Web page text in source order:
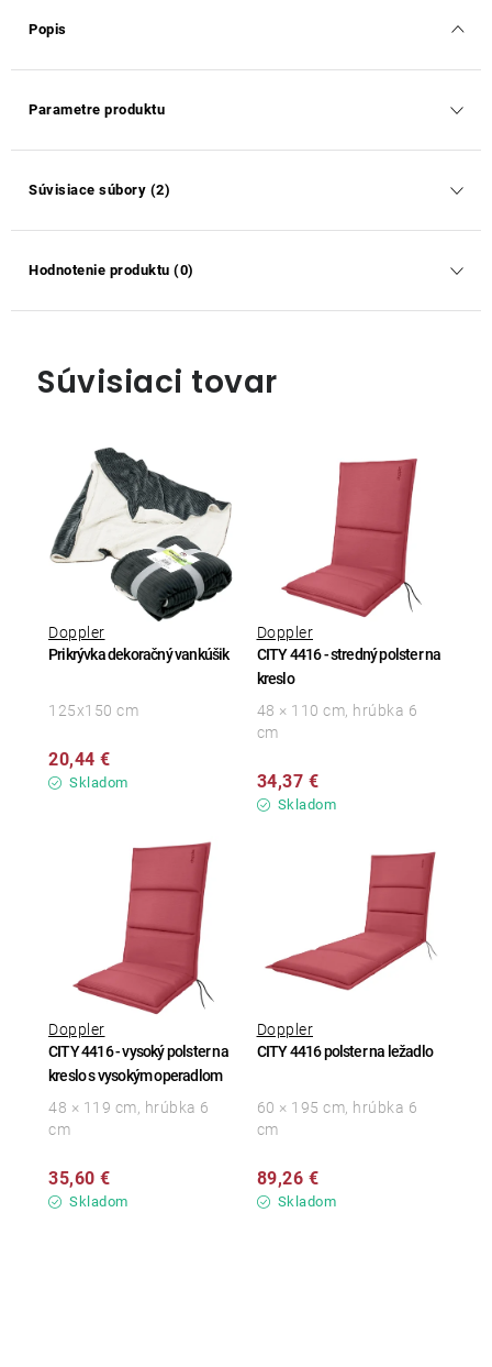
Popis
Parametre produktu
Súvisiace súbory (2)
Hodnotenie produktu (0)
Súvisiaci tovar
Prikrývka dekoračný vankúšik
Doppler
Skladom
20,44 €
125x150 cm
CITY 4416 - stredný polster na
kreslo
Doppler
Skladom
34,37 €
48 × 110 cm, hrúbka 6
cm
CITY 4416 - vysoký polster na
kreslo s vysokým operadlom
Doppler
Skladom
35,60 €
48 × 119 cm, hrúbka 6
cm
CITY 4416 polster na ležadlo
Doppler
Skladom
89,26 €
60 × 195 cm, hrúbka 6
cm